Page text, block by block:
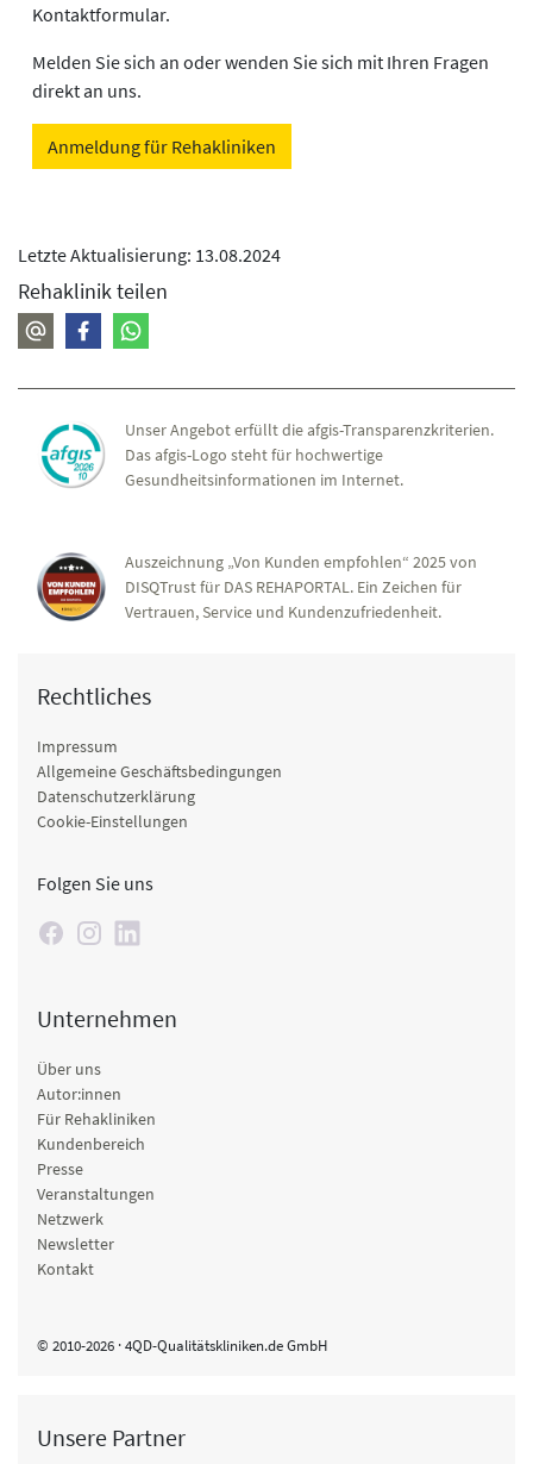
Kontaktformular.
Melden Sie sich an oder wenden Sie sich mit Ihren Fragen
direkt an uns.
Anmeldung für Rehakliniken
Letzte Aktualisierung: 13.08.2024
Rehaklinik teilen
Unser Angebot erfüllt die afgis-Transparenzkriterien.
Das afgis-Logo steht für hochwertige
Gesundheitsinformationen im Internet.
Auszeichnung „Von Kunden empfohlen“ 2025 von
DISQTrust für DAS REHAPORTAL. Ein Zeichen für
Vertrauen, Service und Kundenzufriedenheit.
Rechtliches
Impressum
Allgemeine Geschäftsbedingungen
Datenschutzerklärung
Cookie-Einstellungen
Folgen Sie uns
Unternehmen
Über uns
Autor:innen
Für Rehakliniken
Kundenbereich
Presse
Veranstaltungen
Netzwerk
Newsletter
Kontakt
© 2010-2026 · 4QD-Qualitätskliniken.de GmbH
Unsere Partner